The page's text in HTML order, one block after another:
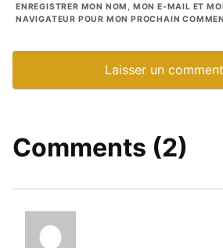
ENREGISTRER MON NOM, MON E-MAIL ET
NAVIGATEUR POUR MON PROCHAIN
Comments (2)